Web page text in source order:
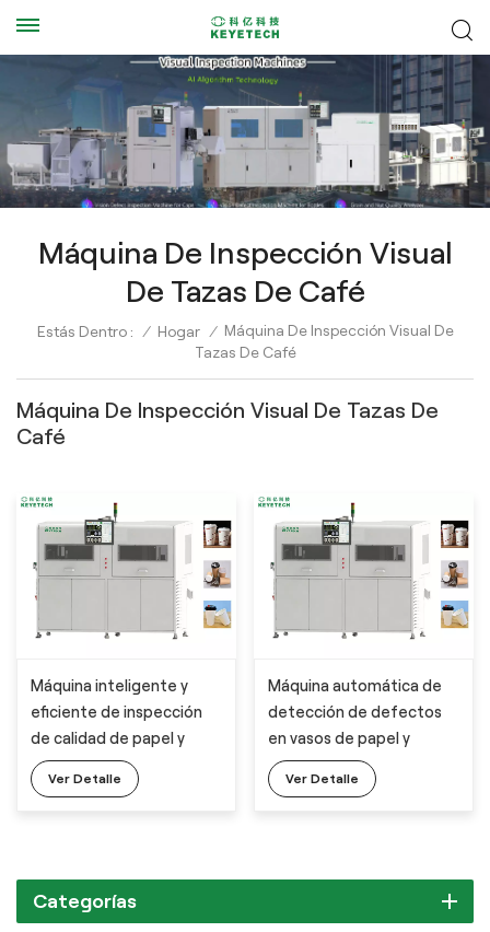
Máquina De Inspección Visual
De Tazas De Café
Estás Dentro : / Hogar / Máquina De Inspección Visual De
Tazas De Café
Máquina De Inspección Visual De Tazas De
Café
Máquina inteligente y
eficiente de inspección
de calidad de papel y
plástico con sistema de
fácil operación
Ver Detalle
Máquina automática de
detección de defectos
en vasos de papel y
plástico
Ver Detalle
Categorías